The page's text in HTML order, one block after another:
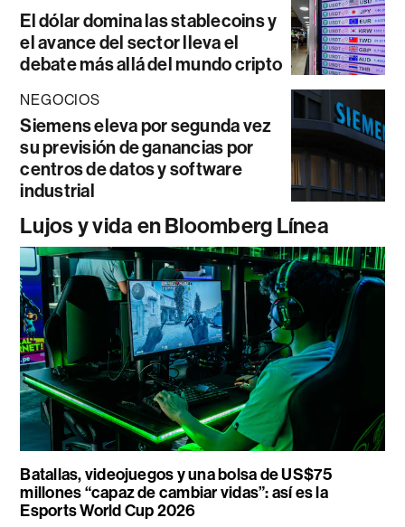
El dólar domina las stablecoins y
el avance del sector lleva el
debate más allá del mundo cripto
NEGOCIOS
Siemens eleva por segunda vez
su previsión de ganancias por
centros de datos y software
industrial
Lujos y vida en Bloomberg Línea
Batallas, videojuegos y una bolsa de US$75
millones “capaz de cambiar vidas”: así es la
Esports World Cup 2026